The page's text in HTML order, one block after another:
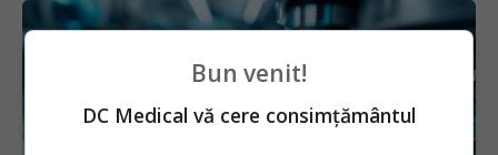
Bun venit!
DC Medical vă cere consimțământul